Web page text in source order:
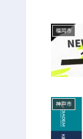
福岡市
神戸市